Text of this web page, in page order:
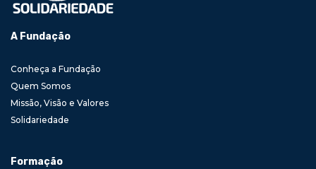
A Fundação
Conheça a Fundação
Quem Somos
Missão, Visão e Valores
Solidariedade
Formação